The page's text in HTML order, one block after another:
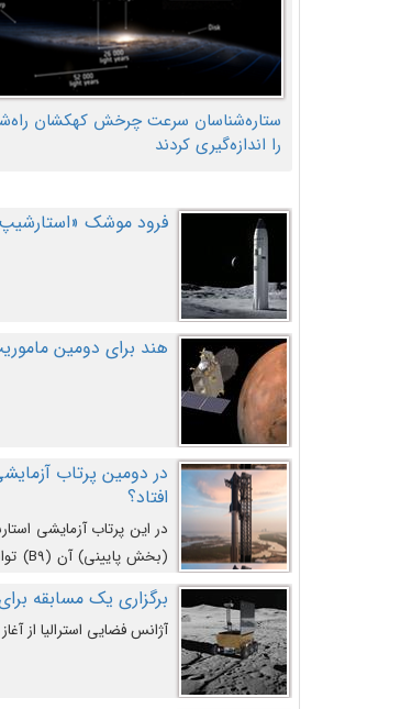
ستاره‌شناسان سرعت چرخش کهکشان
را اندازه‌گیری کردند
فرود موشک
هند برای دومین
افتاد؟
در این پرتاب آزمایشی
کند و سپس با یک مکانیزم
برگزاری یک مسابقه برای
آژانس فضایی استرالیا از